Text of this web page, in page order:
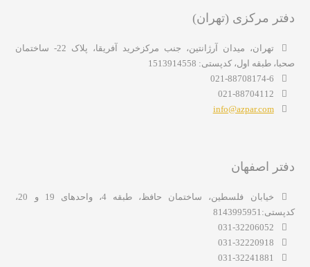
دفتر مرکزی (تهران)
تهران، میدان آرژانتین، جنب مرکزخرید آفریقا، پلاک 22- ساختمان
صحبا، طبقه اول، کدپستی: 1513914558
021-88708174-6
021-88704112
info@azpar.com
دفتر اصفهان
خیابان فلسطین، ساختمان حافظ، طبقه 4، واحدهای 19 و 20،
کدپستی:8143995951
031-32206052
031-32220918
031-32241881